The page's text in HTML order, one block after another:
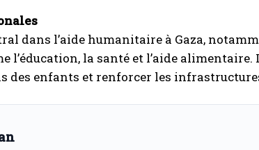
dans l’aide humanitaire à Gaza,
la santé et l’aide alimentaire.
des enfants et renforcer les